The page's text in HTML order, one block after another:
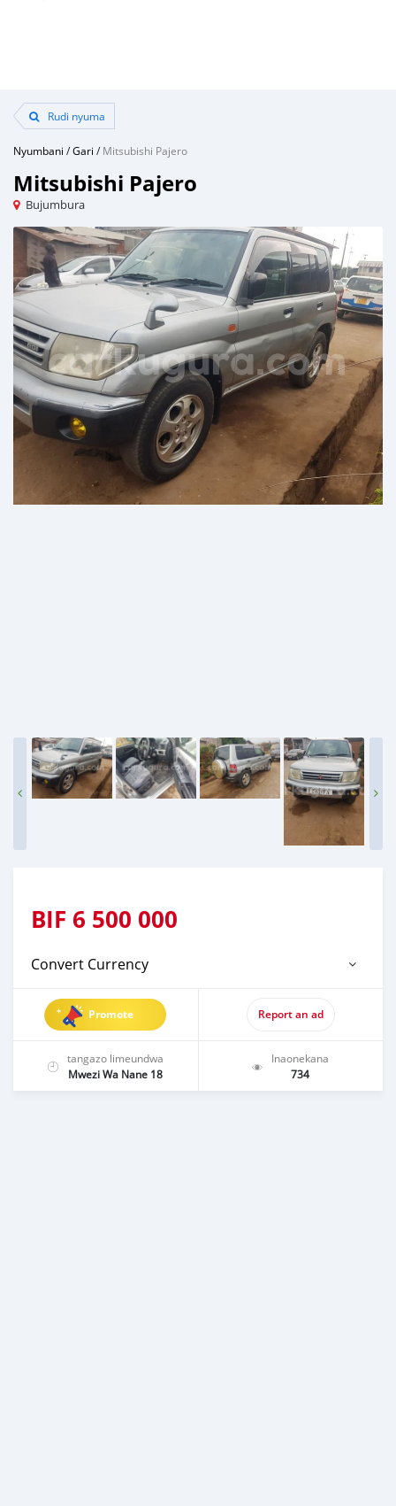
Rudi nyuma
Nyumbani /Gari /Mitsubishi Pajero
Mitsubishi Pajero
Bujumbura
BIF 6 500 000
Convert Currency
Promote Report an ad
tangazo limeundwa
Mwezi Wa Nane 18
Inaonekana
734